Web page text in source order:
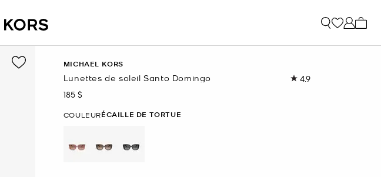
MICHAEL KORS
Lunettes de soleil Santo Domingo 4.9Lire
maintenant
185 $
COULEURÉCAILLE DE TORTUE